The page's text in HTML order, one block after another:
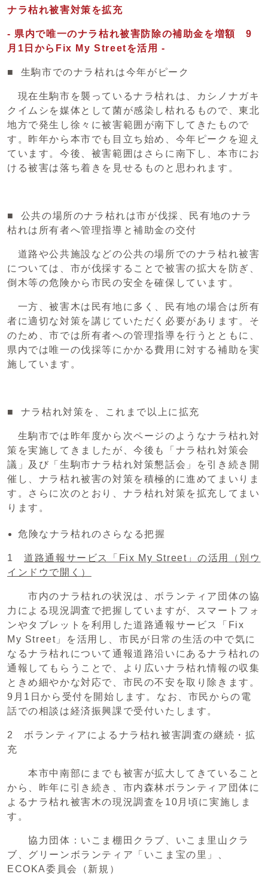
ナラ枯れ被害対策を拡充
- 県内で唯一のナラ枯れ被害防除の補助金を増額 9
月1日からFix My Streetを活用 -
■ 生駒市でのナラ枯れは今年がピーク
現在生駒市を襲っているナラ枯れは、カシノナガキ
クイムシを媒体として菌が感染し枯れるもので、東北
地方で発生し徐々に被害範囲が南下してきたもので
す。昨年から本市でも目立ち始め、今年ピークを迎え
ています。今後、被害範囲はさらに南下し、本市にお
ける被害は落ち着きを見せるものと思われます。
■ 公共の場所のナラ枯れは市が伐採、民有地のナラ
枯れは所有者へ管理指導と補助金の交付
道路や公共施設などの公共の場所でのナラ枯れ被害
については、市が伐採することで被害の拡大を防ぎ、
倒木等の危険から市民の安全を確保しています。
一方、被害木は民有地に多く、民有地の場合は所有
者に適切な対策を講じていただく必要があります。そ
のため、市では所有者への管理指導を行うとともに、
県内では唯一の伐採等にかかる費用に対する補助を実
施しています。
■ ナラ枯れ対策を、これまで以上に拡充
生駒市では昨年度から次ページのようなナラ枯れ対
策を実施してきましたが、今後も「ナラ枯れ対策会
議」及び「生駒市ナラ枯れ対策懇話会」を引き続き開
催し、ナラ枯れ被害の対策を積極的に進めてまいりま
す。さらに次のとおり、ナラ枯れ対策を拡充してまい
ります。
危険なナラ枯れのさらなる把握
1道路通報サービス「Fix My Street」の活用
（別ウ
インドウで開く）
市内のナラ枯れの状況は、ボランティア団体の協
力による現況調査で把握していますが、スマートフォ
ンやタブレットを利用した道路通報サービス「Fix
My Street」を活用し、市民が日常の生活の中で気に
なるナラ枯れについて通報道路沿いにあるナラ枯れの
通報してもらうことで、より広いナラ枯れ情報の収集
ときめ細やかな対応で、市民の不安を取り除きます。
9月1日から受付を開始します。なお、市民からの電
話での相談は経済振興課で受付いたします。
2 ボランティアによるナラ枯れ被害調査の継続・拡
充
本市中南部にまでも被害が拡大してきていること
から、昨年に引き続き、市内森林ボランティア団体に
よるナラ枯れ被害木の現況調査を10月頃に実施しま
す。
協力団体：いこま棚田クラブ、いこま里山クラ
ブ、グリーンボランティア「いこま宝の里」、
ECOKA委員会（新規）